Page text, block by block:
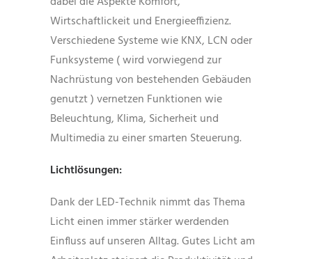
Wirtschaftlickeit und Energieeffizienz.
Verschiedene Systeme wie KNX, LCN oder
Funksysteme ( wird vorwiegend zur
Nachrüstung von bestehenden Gebäuden
genutzt ) vernetzen Funktionen wie
Beleuchtung, Klima, Sicherheit und
Multimedia zu einer smarten Steuerung.
Lichtlösungen:
Dank der LED-Technik nimmt das Thema
Licht einen immer stärker werdenden
Einfluss auf unseren Alltag. Gutes Licht am